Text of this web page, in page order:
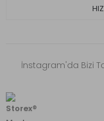
İnstagram'da Bizi